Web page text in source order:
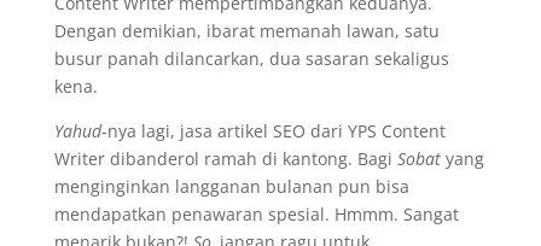
Dengan demikian, ibarat memanah lawan, satu
busur panah dilancarkan, dua sasaran sekaligus
kena.
Yahud-nya lagi, jasa artikel SEO dari YPS Content
Writer dibanderol ramah di kantong. Bagi Sobat yang
menginginkan langganan bulanan pun bisa
mendapatkan penawaran spesial. Hmmm. Sangat